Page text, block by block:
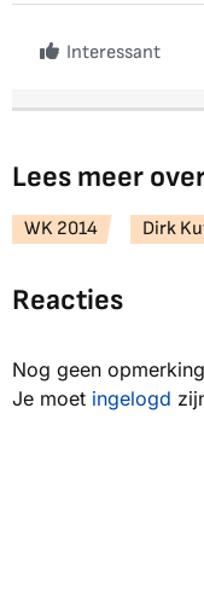
Interessant
Lees meer
WK 2014 Dirk
Reacties
Nog geen
Je moet ingelogd